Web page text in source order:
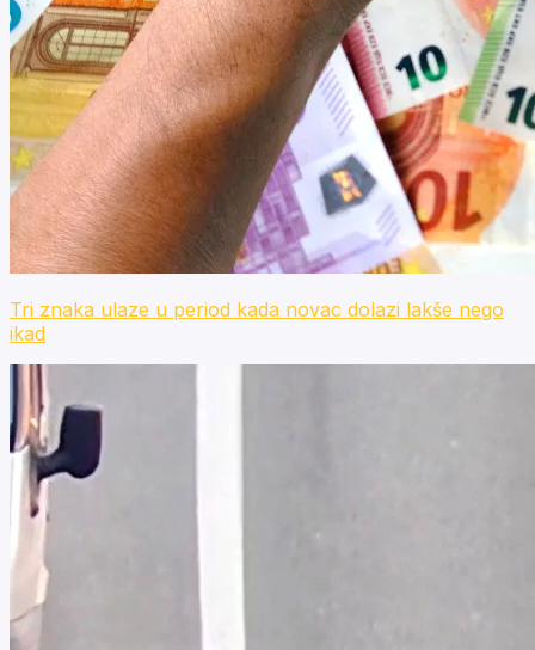
Tri znaka ulaze u period kada novac dolazi lakše nego
ikad